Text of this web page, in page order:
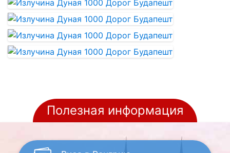
Полезная информация